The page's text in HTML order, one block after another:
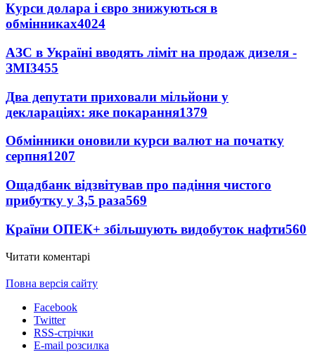
Курси долара і євро знижуються в
обмінниках4024
АЗС в Україні вводять ліміт на продаж дизеля -
ЗМІ3455
Два депутати приховали мільйони у
деклараціях: яке покарання1379
Обмінники оновили курси валют на початку
серпня1207
Ощадбанк відзвітував про падіння чистого
прибутку у 3,5 раза569
Країни ОПЕК+ збільшують видобуток нафти560
Читати коментарі
Повна версія сайту
Facebook
Twitter
RSS-стрічки
E-mail розсилка